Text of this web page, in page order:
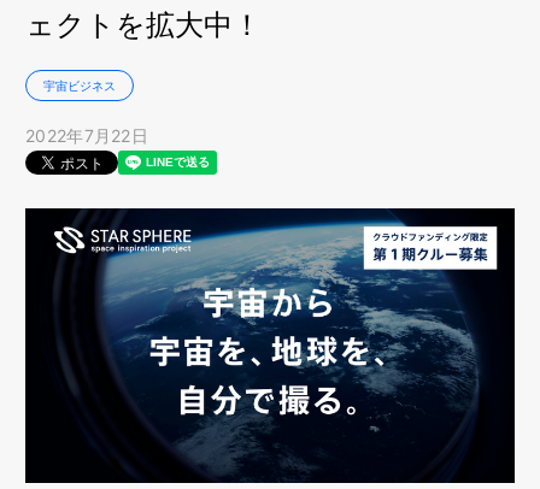
ェクトを拡大中！
宇宙ビジネス
2022年7月22日